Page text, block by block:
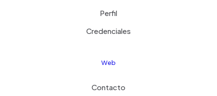
Perfil
Credenciales
Web
Contacto